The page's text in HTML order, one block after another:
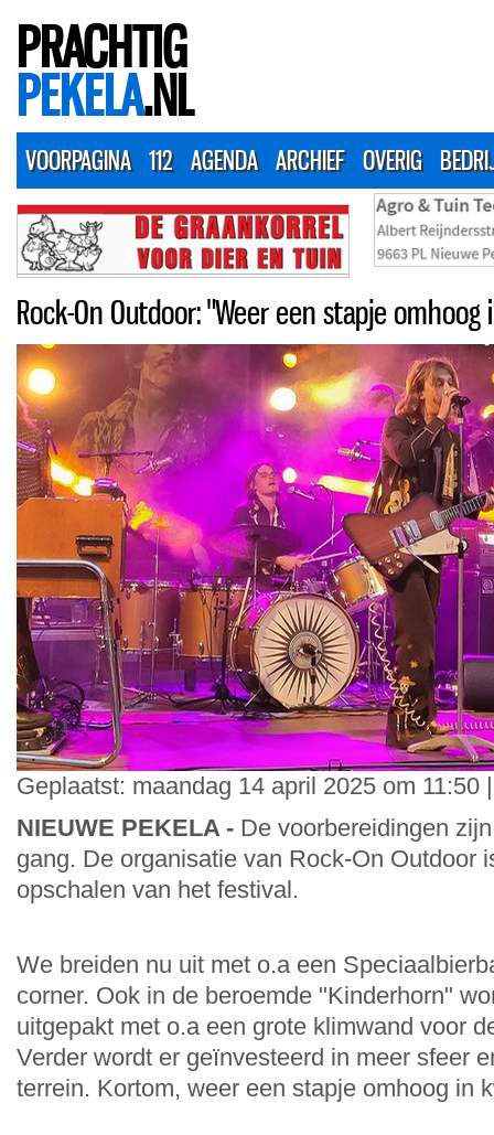
PRACHTIG
PEKELA.NL
VOORPAGINA 112 AGENDA ARCHIEF OVERIG
Rock-On Outdoor: "Weer een stapje
Geplaatst: maandag 14 april 2025 om 11:50
NIEUWE PEKELA - De voorbereidingen
gang. De organisatie van Rock-On Outdoor
opschalen van het festival.
We breiden nu uit met o.a een
corner. Ook in de beroemde "Kinderhorn"
uitgepakt met o.a een grote klimwand voor
Verder wordt er geïnvesteerd in meer sfeer
terrein. Kortom, weer een stapje omhoog in